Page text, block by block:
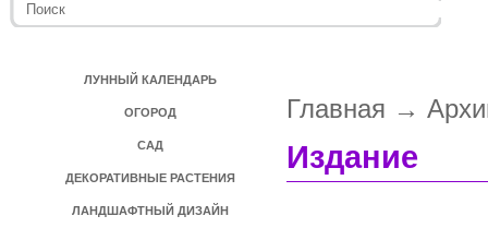
ЛУННЫЙ КАЛЕНДАРЬ
ОГОРОД
САД
ДЕКОРАТИВНЫЕ РАСТЕНИЯ
ЛАНДШАФТНЫЙ ДИЗАЙН
Главная →
Издание